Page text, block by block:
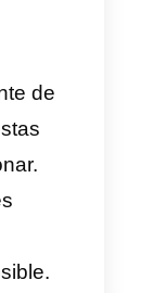
de datos
la
de las